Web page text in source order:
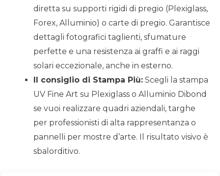
diretta su supporti rigidi di pregio (Plexiglass,
Forex, Alluminio) o carte di pregio. Garantisce
dettagli fotografici taglienti, sfumature
perfette e una resistenza ai graffi e ai raggi
solari eccezionale, anche in esterno.
Il consiglio di Stampa Più: Scegli la stampa
UV Fine Art su Plexiglass o Alluminio Dibond
se vuoi realizzare quadri aziendali, targhe
per professionisti di alta rappresentanza o
pannelli per mostre d’arte. Il risultato visivo è
sbalorditivo.